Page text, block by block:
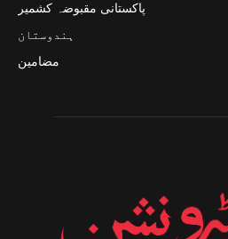
پاکستانی مقبوضہ کشمیر
ہندوستان
مضامین